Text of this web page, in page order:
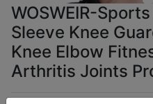
WOSWEIR-
Sleeve Knee
Knee Elbow
Arthritis Joints